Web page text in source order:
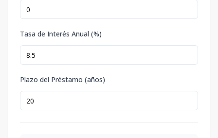
Tasa de Interés Anual (%)
Plazo del Préstamo (años)